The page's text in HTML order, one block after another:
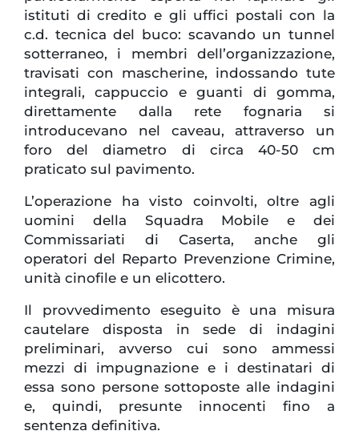
istituti di credito e gli uffici postali con la
c.d. tecnica del buco: scavando un tunnel
sotterraneo, i membri dell’organizzazione,
travisati con mascherine, indossando tute
integrali, cappuccio e guanti di gomma,
direttamente dalla rete fognaria si
introducevano nel caveau, attraverso un
foro del diametro di circa 40-50 cm
praticato sul pavimento.
L’operazione ha visto coinvolti, oltre agli
uomini della Squadra Mobile e dei
Commissariati di Caserta, anche gli
operatori del Reparto Prevenzione Crimine,
unità cinofile e un elicottero.
Il provvedimento eseguito è una misura
cautelare disposta in sede di indagini
preliminari, avverso cui sono ammessi
mezzi di impugnazione e i destinatari di
essa sono persone sottoposte alle indagini
e, quindi, presunte innocenti fino a
sentenza definitiva.